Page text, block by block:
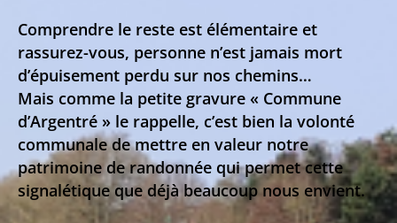
Comprendre le reste est élémentaire et
rassurez-vous, personne n’est jamais mort
d’épuisement perdu sur nos chemins…
Mais comme la petite gravure « Commune
d’Argentré » le rappelle, c’est bien la volonté
communale de mettre en valeur notre
patrimoine de randonnée qui permet cette
signalétique que déjà beaucoup nous envient.